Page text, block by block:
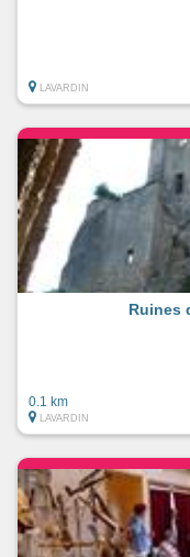
LAVARDIN
Ruines
0.1 km
LAVARDIN